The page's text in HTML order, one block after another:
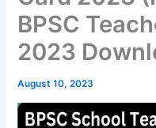
BPSC
2023
August 10, 2023